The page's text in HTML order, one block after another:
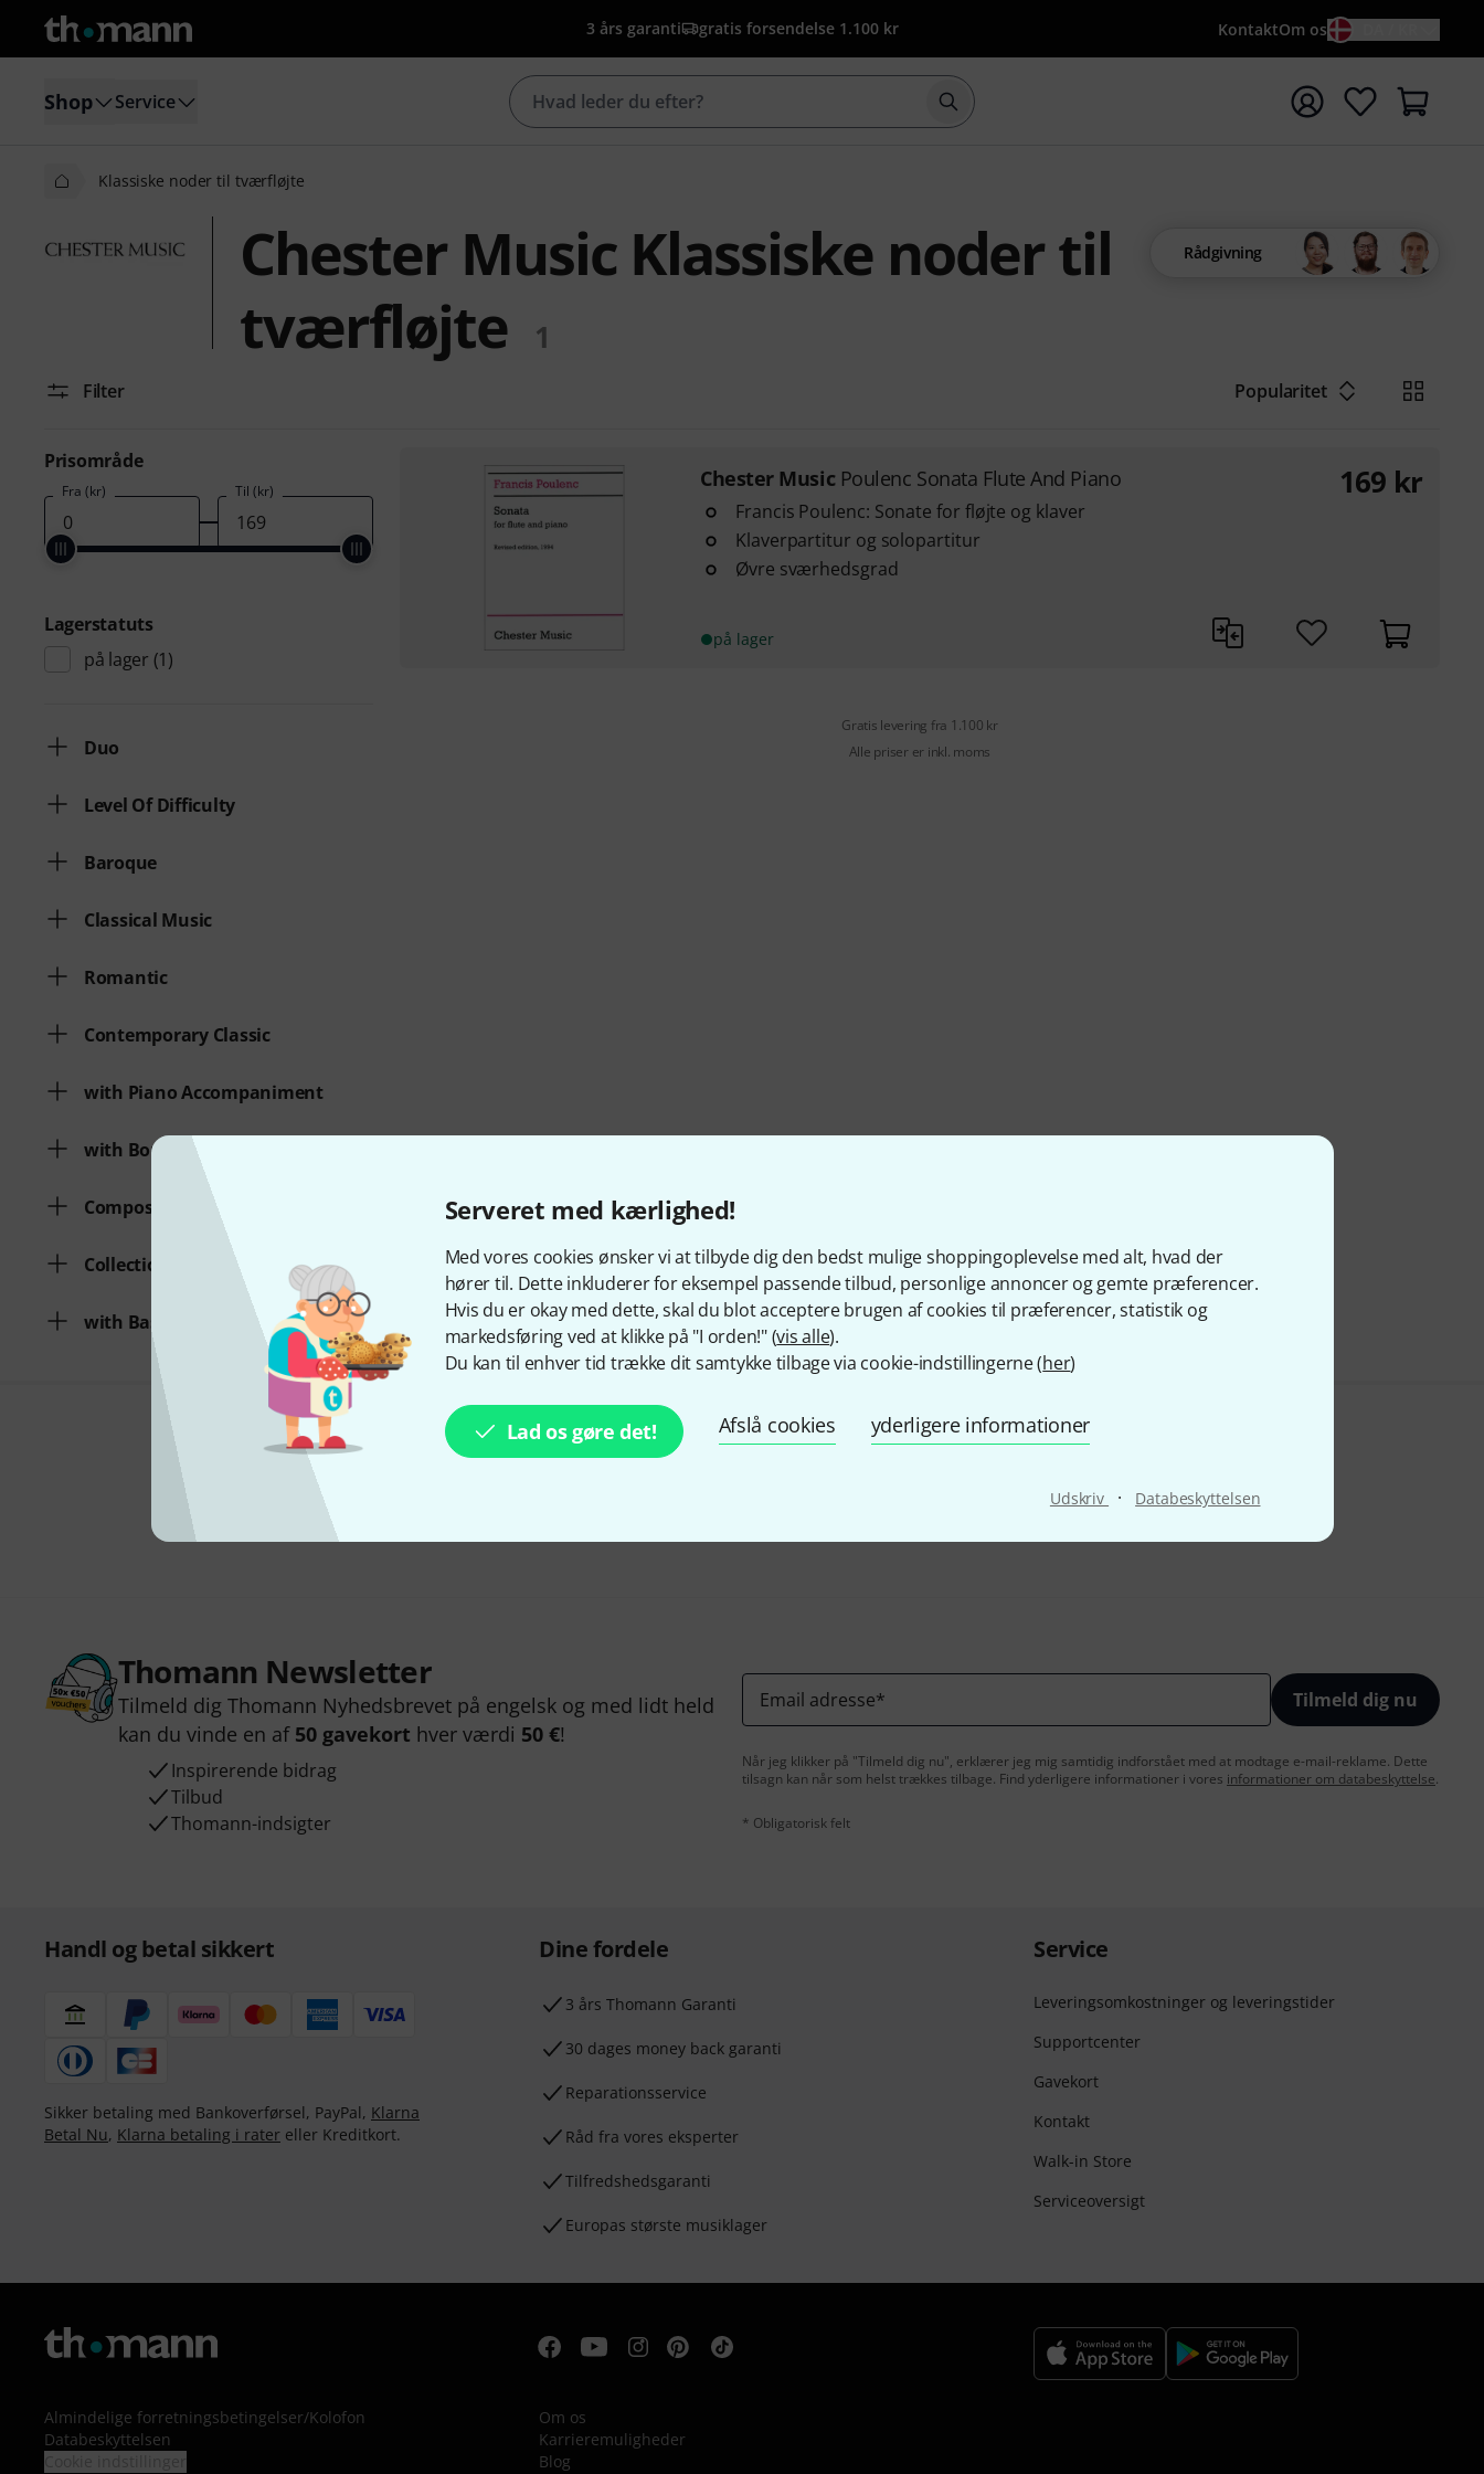
Serveret med kærlighed!
Med vores cookies ønsker vi at tilbyde dig den bedst mulige shoppingoplevelse med alt, hvad der
hører til. Dette inkluderer for eksempel passende tilbud, personlige annoncer og gemte præferencer.
Hvis du er okay med dette, skal du blot acceptere brugen af cookies til præferencer, statistik og
markedsføring ved at klikke på "I orden!" (vis alle).
Du kan til enhver tid trække dit samtykke tilbage via cookie-indstillingerne (her)
Lad os gøre det! Afslå cookies yderligere informationer
Udskriv · Databeskyttelsen
3 års garanti gratis forsendelse 1.100 kr KontaktOm os
Shop Service Start søgning med søgeord {searchTerm}
Klassiske noder til tværfløjte
Chester Music Klassiske noder til
tværfløjte
1
Rådgivning
Filter Popularitet
Prisområde
Fra (kr) Til (kr)
Lagerstatuts
på lager (1)
Duo
Level Of Difficulty
Baroque
Classical Music
Romantic
Contemporary Classic
with Piano Accompaniment
with Bonus Audio/Video
Composer
Collections from various eras
with Basso continuo
Chester Music Poulenc Sonata Flute And Piano
Francis Poulenc: Sonate for fløjte og klaver
Klaverpartitur og solopartitur
Øvre sværhedsgrad
på lager
169 kr
Gratis levering fra 1.100 kr
Alle priser er inkl. moms
Kan du lide det du ser?
Thomann Newsletter
Tilmeld dig Thomann Nyhedsbrevet på engelsk og med lidt held
kan du vinde en af 50 gavekort hver værdi 50 €!
Inspirerende bidrag
Tilbud
Thomann-indsigter
Email adresse* Tilmeld dig nu
Når jeg klikker på "Tilmeld dig nu", erklærer jeg mig samtidig indforstået med at modtage e-mail-reklame. Dette
tilsagn kan når som helst trækkes tilbage. Find yderligere informationer i vores informationer om databeskyttelse.
* Obligatorisk felt
Handl og betal sikkert
Sikker betaling med Bankoverførsel, PayPal, Klarna
Betal Nu, Klarna betaling i rater eller Kreditkort.
Dine fordele
3 års Thomann Garanti
30 dages money back garanti
Reparationsservice
Råd fra vores eksperter
Tilfredshedsgaranti
Europas største musiklager
Service
Leveringsomkostninger og leveringstider
Supportcenter
Gavekort
Kontakt
Walk-in Store
Serviceoversigt
Almindelige forretningsbetingelser/Kolofon
Databeskyttelsen
Om os
Karrieremuligheder
Blog